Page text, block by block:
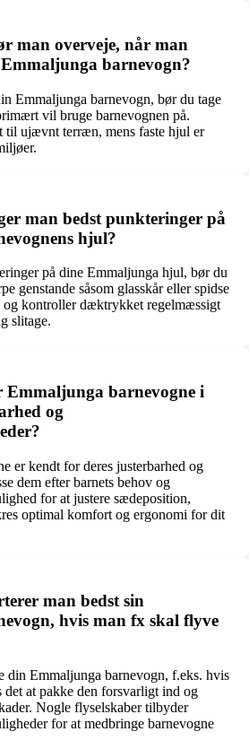
man overveje, når man
barnevogn?
Emmaljunga barnevogn, bør du tage
vil bruge barnevognen på.
til ujævnt terræn, mens faste hjul er
man bedst punkteringer på
hjul?
på dine Emmaljunga hjul, bør du
genstande såsom glasskår eller spidse
og kontroller dæktrykket regelmæssigt
slitage.
barnevogne i
og
er kendt for deres justerbarhed og
dem efter barnets behov og
for at justere sædeposition,
optimal komfort og ergonomi for dit
man bedst sin
hvis man fx skal flyve
din Emmaljunga barnevogn, f.eks. hvis
det at pakke den forsvarligt ind og
Nogle flyselskaber tilbyder
for at medbringe barnevogne